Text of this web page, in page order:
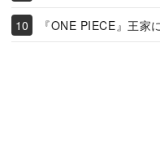
『ONE PIECE』王家